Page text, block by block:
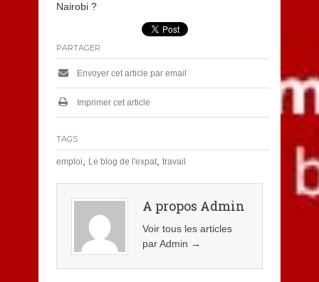
Nairobi ?
PARTAGER
Envoyer cet article par email
Imprimer cet article
TAGS
emploi Le blog de l'expat, travail
A propos Admin
Voir tous les articles
par Admin →